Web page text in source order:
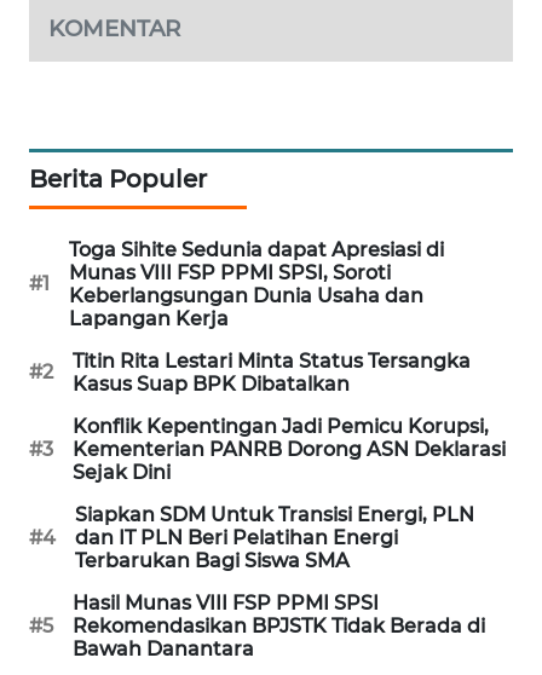
KOMENTAR
Berita Populer
#1
Toga Sihite Sedunia dapat Apresiasi di
Munas VIII FSP PPMI SPSI, Soroti
Keberlangsungan Dunia Usaha dan
Lapangan Kerja
#2
Titin Rita Lestari Minta Status Tersangka
Kasus Suap BPK Dibatalkan
#3
Konflik Kepentingan Jadi Pemicu Korupsi,
Kementerian PANRB Dorong ASN Deklarasi
Sejak Dini
#4
Siapkan SDM Untuk Transisi Energi, PLN
dan IT PLN Beri Pelatihan Energi
Terbarukan Bagi Siswa SMA
#5
Hasil Munas VIII FSP PPMI SPSI
Rekomendasikan BPJSTK Tidak Berada di
Bawah Danantara
LKKI
PORTAL
KONSUMEN
FORWAMKI
ALPERKLINAS
FORJASIDA
TAMBANG
NEWS
SITUNGIR
NEWS
SIDIKALANG
NEWS